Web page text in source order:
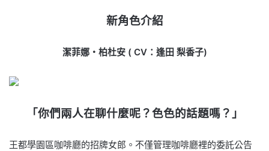
新角色介紹
潔菲娜・柏杜安 ( CV：逢田 梨香子)
「你們兩人在聊什麼呢？色色的話題嗎？」
王都學園區咖啡廳的招牌女郎。不僅管理咖啡廳裡的委託公告